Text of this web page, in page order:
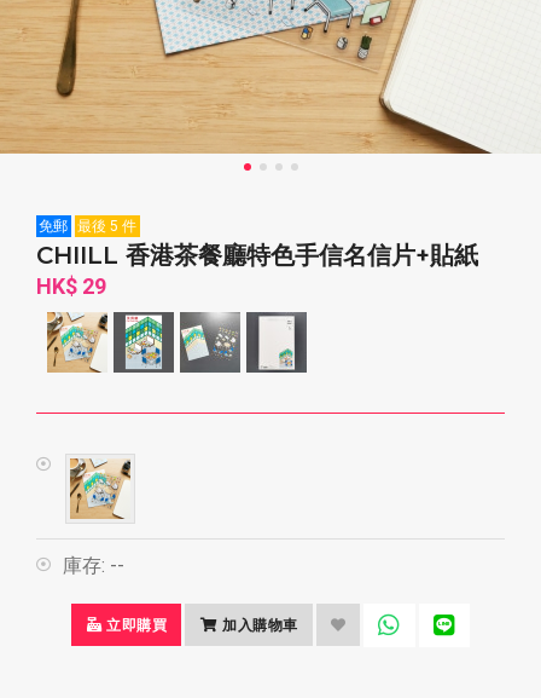
免郵 最後 5 件
CHIILL 香港茶餐廳特色手信名信片+貼紙
HK$ 29
庫存: --
立即購買 加入購物車